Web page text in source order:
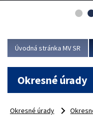
asociácie poisťovní
Viac
Úvodná stránka MV SR
Okresné úrady
Okresné úrady